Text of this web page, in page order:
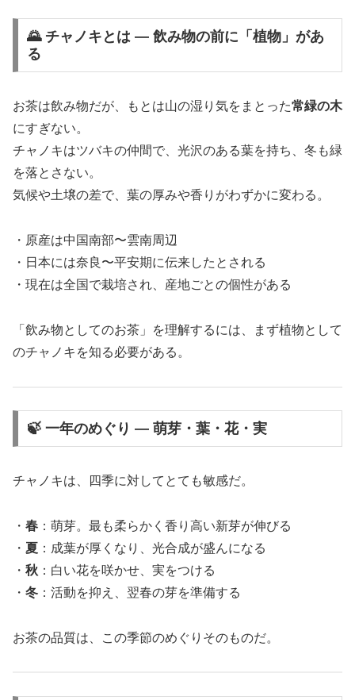
🌄 チャノキとは ― 飲み物の前に「植物」があ
る
お茶は飲み物だが、もとは山の湿り気をまとった常緑の木
にすぎない。
チャノキはツバキの仲間で、光沢のある葉を持ち、冬も緑
を落とさない。
気候や土壌の差で、葉の厚みや香りがわずかに変わる。
・原産は中国南部〜雲南周辺
・日本には奈良〜平安期に伝来したとされる
・現在は全国で栽培され、産地ごとの個性がある
「飲み物としてのお茶」を理解するには、まず植物として
のチャノキを知る必要がある。
🍃 一年のめぐり ― 萌芽・葉・花・実
チャノキは、四季に対してとても敏感だ。
・ 春 ：萌芽。最も柔らかく香り高い新芽が伸びる
・ 夏 ：成葉が厚くなり、光合成が盛んになる
・ 秋 ：白い花を咲かせ、実をつける
・ 冬 ：活動を抑え、翌春の芽を準備する
お茶の品質は、この季節のめぐりそのものだ。